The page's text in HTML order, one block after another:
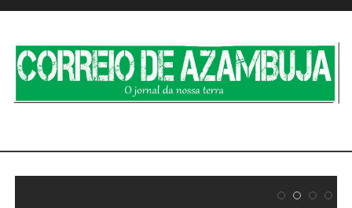
CORREIO DE
AZAMBUJA
O jornal da nossa terra